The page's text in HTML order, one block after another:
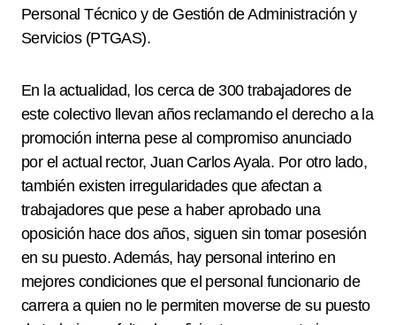
Personal Técnico y de Gestión de Administración y
Servicios (PTGAS).
En la actualidad, los cerca de 300 trabajadores de
este colectivo llevan años reclamando el derecho a la
promoción interna pese al compromiso anunciado
por el actual rector, Juan Carlos Ayala. Por otro lado,
también existen irregularidades que afectan a
trabajadores que pese a haber aprobado una
oposición hace dos años, siguen sin tomar posesión
en su puesto. Además, hay personal interino en
mejores condiciones que el personal funcionario de
carrera a quien no le permiten moverse de su puesto